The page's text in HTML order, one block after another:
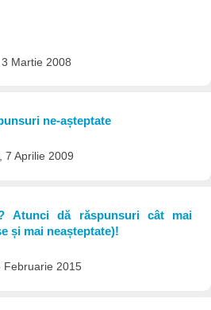
Martie 2008
ne-așteptate
7 Aprilie 2009
Atunci dă răspunsuri cât mai
și mai neașteptate)!
Februarie 2015